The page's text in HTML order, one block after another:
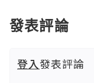
發表評論
登入發表評論